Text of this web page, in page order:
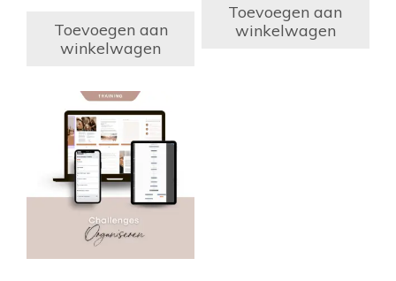
Toevoegen aan
winkelwagen
Toevoegen aan
winkelwagen